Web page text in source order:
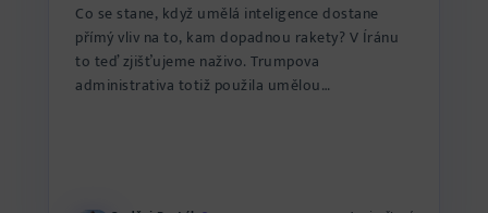
Co se stane, když umělá inteligence dostane
přímý vliv na to, kam dopadnou rakety? V Íránu
to teď zjišťujeme naživo. Trumpova
administrativa totiž použila umělou